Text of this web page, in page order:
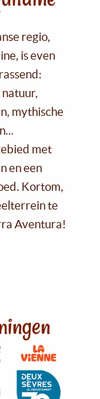
regio,
is even
mythische
met
en een
Kortom,
te
Aventura!